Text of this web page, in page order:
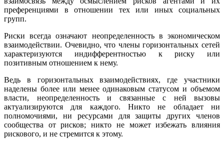
преференциями в отношении тех или иных социальных
групп.
Риски всегда означают неопределенность в экономическом
взаимодействии. Очевидно, что члены горизонтальных сетей
характеризуются индифферентностью к риску или
позитивным отношением к нему.
Ведь в горизонтальных взаимодействиях, где участники
наделены более или менее одинаковым статусом и объемом
власти, неопределенность и связанные с ней вызовы
актуализируются для каждого. Никто не обладает ни
полномочиями, ни ресурсами для защиты других членов
сообщества от рисков; никто не может избежать влияния
рискового, и не стремится к этому.